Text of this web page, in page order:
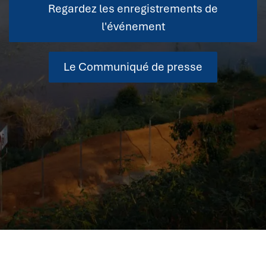
Regardez les enregistrements de
l'événement
Le Communiqué de presse